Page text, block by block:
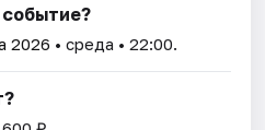
2026 • среда • 22:00.